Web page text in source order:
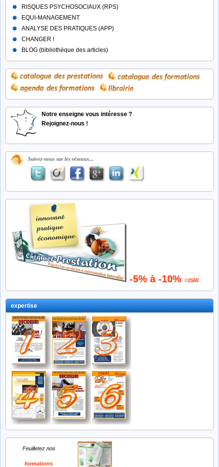
RISQUES PSYCHOSOCIAUX (RPS)
EQUI-MANAGEMENT
ANALYSE DES PRATIQUES (APP)
CHANGER !
BLOG (bibliothèque des articles)
Notre enseigne vous intéresse ?
Rejoignez-nous !
Suivez-nous sur les réseaux...
-5% à -10% ©ISRI
expertise
Feuilletez nos
formations